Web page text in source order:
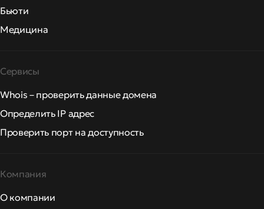
Бьюти
Медицина
Сервисы
Whois – проверить данные домена
Определить IP адрес
Проверить порт на доступность
Компания
О компании